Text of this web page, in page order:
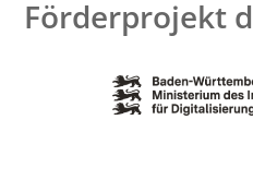
Förderprojekt